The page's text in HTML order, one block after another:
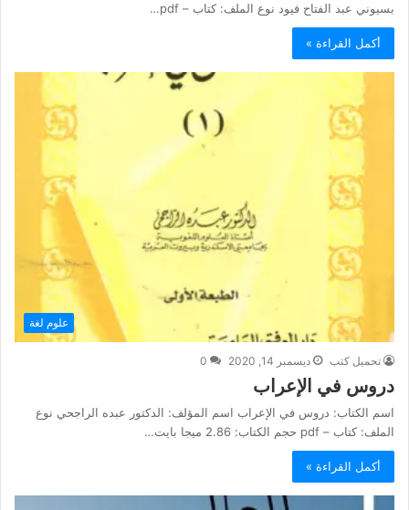
بسيوني عبد الفتاح فيود نوع الملف: كتاب – pdf…
أكمل القراءة »
علوم لغة
تحميل كتب ديسمبر 14, 2020 0
دروس في الإعراب
اسم الكتاب: دروس في الإعراب اسم المؤلف: الدكتور عبده الراجحي نوع
الملف: كتاب – pdf حجم الكتاب: 2.86 ميجا بايت…
أكمل القراءة »